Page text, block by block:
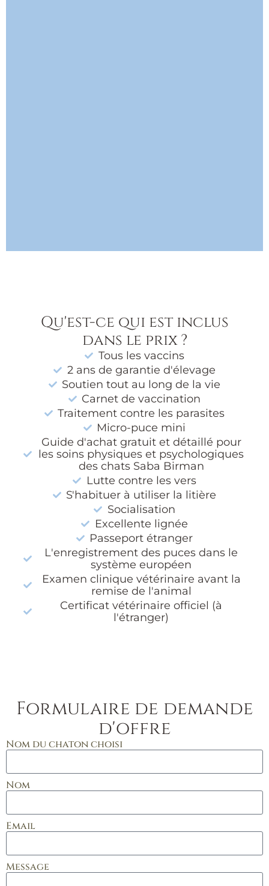
Qu'est-ce qui est inclus
dans le prix ?
Tous les vaccins
2 ans de garantie d'élevage
Soutien tout au long de la vie
Carnet de vaccination
Traitement contre les parasites
Micro-puce mini
Guide d'achat gratuit et détaillé pour
les soins physiques et psychologiques
des chats Saba Birman
Lutte contre les vers
S'habituer à utiliser la litière
Socialisation
Excellente lignée
Passeport étranger
L'enregistrement des puces dans le
système européen
Examen clinique vétérinaire avant la
remise de l'animal
Certificat vétérinaire officiel (à
l'étranger)
Formulaire de demande
d'offre
Nom du chaton choisi
Nom
Email
Message